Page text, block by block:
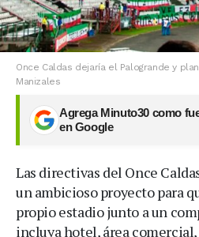
Once Caldas dejaría el Palogrande y
Manizales
Agrega Minuto30 como
en Google
Las directivas del Once
un ambicioso proyecto para
propio estadio junto a un
incluya hotel, área